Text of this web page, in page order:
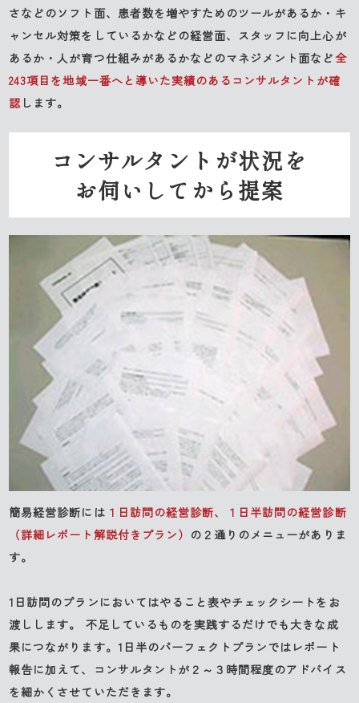
さなどのソフト面、患者数を増やすためのツールがあるか・キ
ャンセル対策をしているかなどの経営面、スタッフに向上心が
あるか・人が育つ仕組みがあるかなどのマネジメント面など全
243項目を地域一番へと導いた実績のあるコンサルタントが確
認 します。
コンサルタントが状況を
お伺いしてから提案
簡易経営診断には １日訪問の経営診断、１日半訪問の経営診断
（詳細レポート解説付きプラン） の２通りのメニューがありま
す。
1日訪問のプランにおいてはやること表やチェックシートをお
渡しします。 不足しているものを実践するだけでも大きな成
果につながります。1日半のパーフェクトプランではレポート
報告に加えて、コンサルタントが２～３時間程度のアドバイス
を細かくさせていただきます。